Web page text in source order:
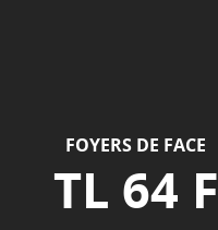
FOYERS DE FACE
TL 64 F